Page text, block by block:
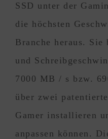
SSD unter der
die höchsten
Branche heraus. Sie
und
7000 MB / s bzw.
über zwei
Gamer installieren
anpassen können.